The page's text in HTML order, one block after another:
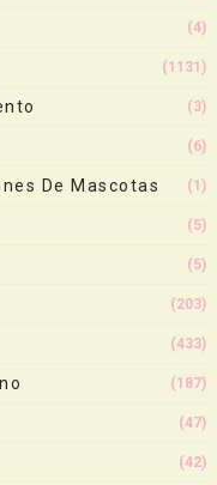
(4)
(1131)
(3)
(6)
De Mascotas (1)
(5)
(5)
(203)
(433)
(187)
(47)
(42)